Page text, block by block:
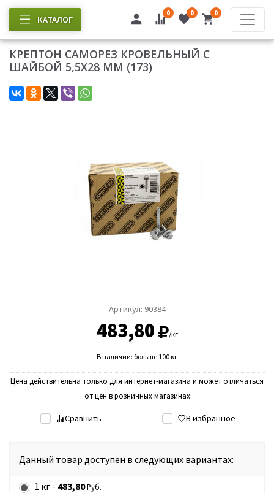
КАТАЛОГ
0 0 0
КРЕПТОН САМОРЕЗ КРОВЕЛЬНЫЙ С
ШАЙБОЙ 5,5Х28 ММ (173)
Артикул: 90384
483,80 /кг
В наличии: больше 100 кг
Цена действительна только для интернет-магазина и может отличаться
от цен в розничных магазинах
Сравнить В избранное
Данный товар доступен в следующих вариантах:
1 кг - 483,80Руб.